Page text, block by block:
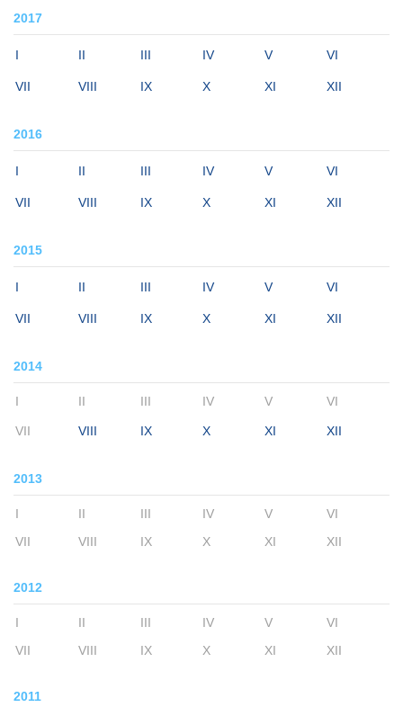
2017
I II III IV V VI
VII VIII IX X XI XII
2016
I II III IV V VI
VII VIII IX X XI XII
2015
I II III IV V VI
VII VIII IX X XI XII
2014
I II III IV V VI
VII VIII IX X XI XII
2013
I II III IV V
VI
VII
VIII IX X XI XII
2012
I II III IV V
VI
VII
VIII IX X XI XII
2011